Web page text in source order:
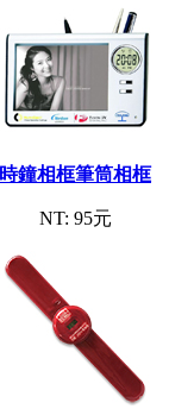
時鐘相框筆筒相框
NT: 95元